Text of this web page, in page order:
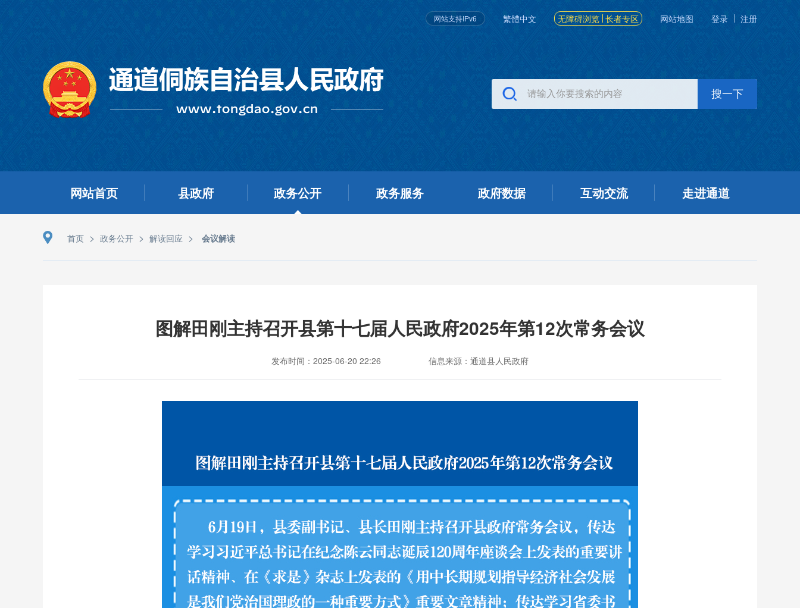
网站支持IPv6 繁體中文 无障碍浏览 长者专区 网站地图 登录 注册
网站首页 县政府 政务公开 政务服务 政府数据 互动交流 走进通道
首页 > 政务公开 > 解读回应 > 会议解读
图解田刚主持召开县第十七届人民政府2025年第12次常务会议
发布时间：2025-06-20 22:26 信息来源：通道县人民政府